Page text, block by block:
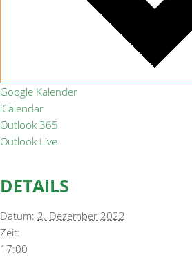
Google Kalender
iCalendar
Outlook 365
Outlook Live
DETAILS
Datum: 2. Dezember 2022
Zeit:
17:00